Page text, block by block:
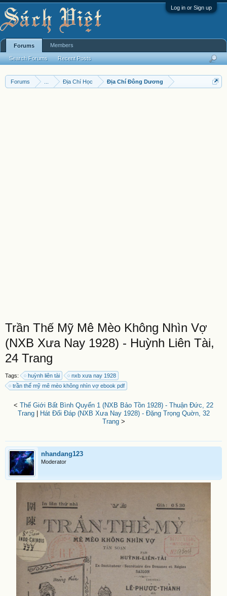
Log in or Sign up
Forums Địa Chí Học Địa Chí Đông Dương
Trần Thế Mỹ Mê Mèo Không Nhìn Vợ
(NXB Xưa Nay 1928) - Huỳnh Liên Tài,
24 Trang
Tags: huỳnh liên tài
nxb xưa nay 1928
trần thế mỹ mê mèo không nhìn vợ ebook pdf
< Thế Giới Bất Bình Quyển 1 (NXB Bảo Tồn 1928) - Thuận Đức, 22
Trang|
Hát Đối Đáp (NXB Xưa Nay 1928) - Đặng Trọng Quờn, 32
Trang>
nhandang123
Moderator
Forums
Search Forums Recent Posts
Members